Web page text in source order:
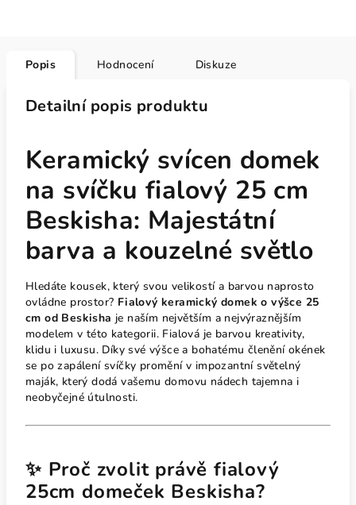
Popis Hodnocení Diskuze
Detailní popis produktu
Keramický svícen domek
na svíčku fialový 25 cm
Beskisha: Majestátní
barva a kouzelné světlo
Hledáte kousek, který svou velikostí a barvou naprosto
ovládne prostor? Fialový keramický domek o výšce 25
cm od Beskisha je naším největším a nejvýraznějším
modelem v této kategorii. Fialová je barvou kreativity,
klidu i luxusu. Díky své výšce a bohatému členění okének
se po zapálení svíčky promění v impozantní světelný
maják, který dodá vašemu domovu nádech tajemna i
neobyčejné útulnosti.
✨ Proč zvolit právě fialový
25cm domeček Beskisha?